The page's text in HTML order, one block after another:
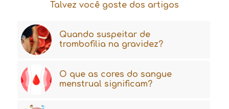
Talvez você goste dos artigos
Quando suspeitar de
trombofilia na gravidez?
O que as cores do sangue
menstrual significam?